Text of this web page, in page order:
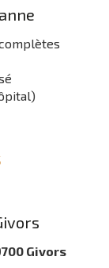
Givors